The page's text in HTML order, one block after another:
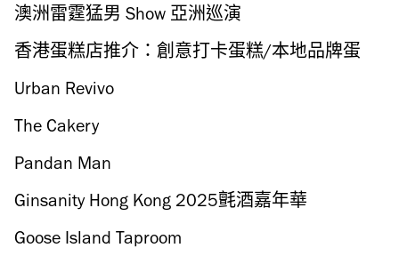
間
澳洲雷霆猛男 Show 亞洲巡演
香港蛋糕店推介：創意打卡蛋糕/本地品牌蛋
糕/人氣網店
Urban Revivo
The Cakery
Pandan Man
Ginsanity Hong Kong 2025氈酒嘉年華
Goose Island Taproom